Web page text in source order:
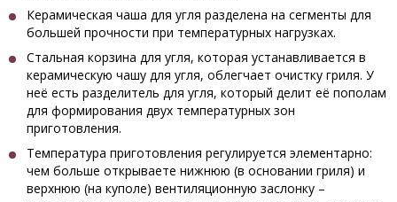
Керамическая чаша для угля разделена на сегменты для
большей прочности при температурных нагрузках.
Стальная корзина для угля, которая устанавливается в
керамическую чашу для угля, облегчает очистку гриля. У
неё есть разделитель для угля, который делит её пополам
для формирования двух температурных зон
приготовления.
Температура приготовления регулируется элементарно:
чем больше открываете нижнюю (в основании гриля) и
верхнюю (на куполе) вентиляционную заслонку –